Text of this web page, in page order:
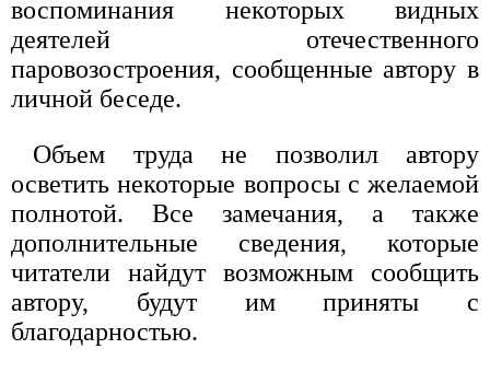
воспоминания некоторых видных
деятелей отечественного
паровозостроения, сообщенные автору в
личной беседе.
Объем труда не позволил автору
осветить некоторые вопросы с желаемой
полнотой. Все замечания, а также
дополнительные сведения, которые
читатели найдут возможным сообщить
автору, будут им приняты с
благодарностью.